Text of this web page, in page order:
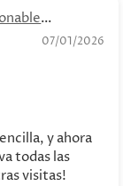
07/01/2026
y ahora
todas las
visitas!